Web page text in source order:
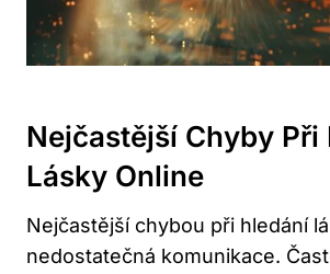
Nejčastější Chyby Při
Lásky Online
Nejčastější chybou při hledání
nedostatečná komunikace.